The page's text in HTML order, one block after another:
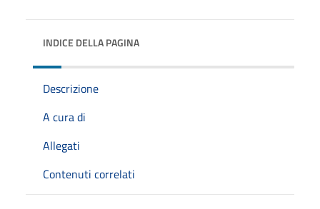
INDICE DELLA PAGINA
Descrizione
A cura di
Allegati
Contenuti correlati